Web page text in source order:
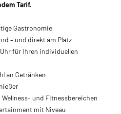
Tarif.
Gastronomie
– und direkt am Platz
für Ihren individuellen
an Getränken
und Fitnessbereichen
mit Niveau